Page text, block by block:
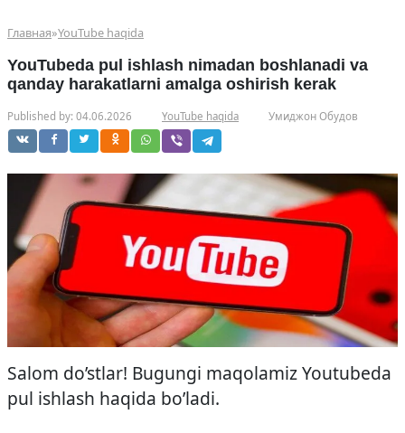
Главная»YouTube haqida
YouTubeda pul ishlash nimadan boshlanadi va
qanday harakatlarni amalga oshirish kerak
Published by: 04.06.2026 YouTube haqida Умиджон Обудов
Salom do’stlar! Bugungi maqolamiz Youtubeda
pul ishlash haqida bo’ladi.